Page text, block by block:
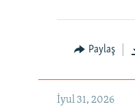
Paylaş
İyul 31, 2026